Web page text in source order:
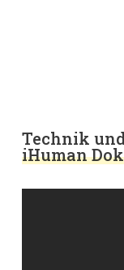
Technik
iHuman